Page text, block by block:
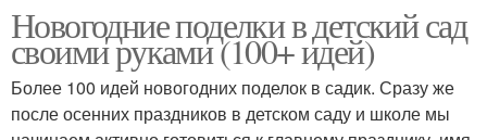
Новогодние поделки в детский сад
своими руками (100+ идей)
Более 100 идей новогодних поделок в садик. Сразу же
после осенних праздников в детском саду и школе мы